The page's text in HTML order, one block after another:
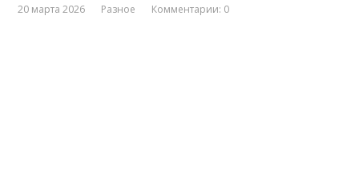
20 марта 2026 Разное Комментарии: 0